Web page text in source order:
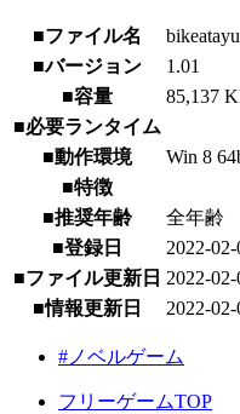
■ファイル名
■バージョン
1.01
■容量
85,137
■必要ランタイム
■動作環境
Win 8
■特徴
■推奨年齢
全年齢
■登録日
2022-02-
■ファイル更新日 2022-02-
■情報更新日
2022-02-
#ノベルゲーム
フリーゲームTOP